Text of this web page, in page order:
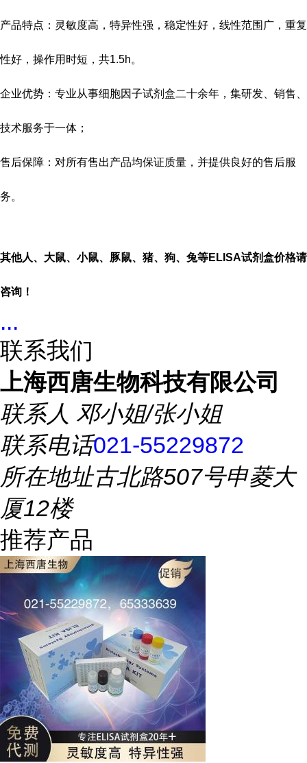
产品特点：灵敏度高，特异性强，稳定性好，线性范围广，重复
性好，操作用时短，共1.5h。
企业优势：专业从事细胞因子试剂盒二十余年，集研发、销售、
技术服务于一体；
售后保障：对所有售出产品均保证质量，并提供良好的售后服
务。
其他人、大鼠、小鼠、豚鼠、猪、狗、兔等ELISA试剂盒价格请
咨询！
...
联系我们
上海西唐生物科技有限公司
联系人 邓小姐/张小姐
联系电话021-55229872
所在地址古北路507号申菱大
厦12楼
推荐产品